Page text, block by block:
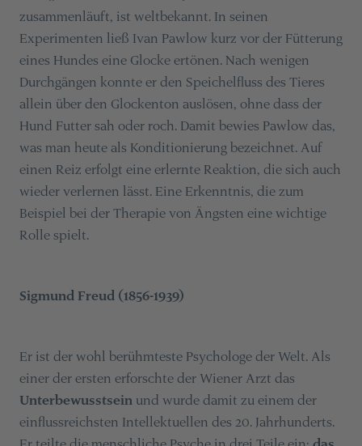
zusammenläuft, ist weltbekannt. In seinen
Experimenten ließ Ivan Pawlow kurz vor der Fütterung
eines Hundes eine Glocke ertönen. Nach wenigen
Durchgängen konnte er den Speichelfluss des Tieres
allein über den Glockenton auslösen, ohne dass der
Hund Futter sah oder roch. Damit bewies Pawlow das,
was man heute als Konditionierung bezeichnet. Auf
einen Reiz erfolgt eine erlernte Reaktion, die sich auch
wieder verlernen lässt. Eine Erkenntnis, die zum
Beispiel bei der Therapie von Ängsten eine wichtige
Rolle spielt.
Sigmund Freud (1856-1939)
Er ist der wohl berühmteste Psychologe der Welt. Als
einer der ersten erforschte der Wiener Arzt das
Unterbewusstseinund wurde damit zu einem der
einflussreichsten Intellektuellen des 20. Jahrhunderts.